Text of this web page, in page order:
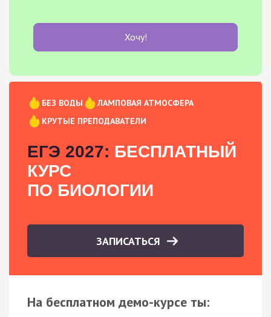
Хочу!
БЕЗ ВОДЫ
ЛАМПОВАЯ АТМОСФЕРА
КРУТЫЕ ПРЕПОДАВАТЕЛИ
ЕГЭ 2027: БЕСПЛАТНЫЙ
КУРС
ПО БИОЛОГИИ
ЗАПИСАТЬСЯ
На бесплатном демо-курсе ты: